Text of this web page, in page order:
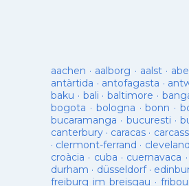
aachen · aalborg · aalst·
antàrtida · antofagasta ·
baku · bali ·baltimore ·
bogota · bologna ·bonn ·
bucaramanga · bucuresti ·
canterbury · caracas ·
· clermont-ferrand · cleveland
croàcia · cuba · cuernavaca ·
durham · düsseldorf·
freiburg im breisgau ·